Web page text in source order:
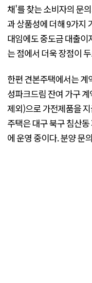
채'를 찾는 소비자의 문
과 상품성에 더해 9가지
대임에도 중도금 대출
는 점에서 더욱 장점이
한편 견본주택에서는 계
성파크드림 잔여 가구
제외)으로 가전제품을
주택은 대구 북구 침산
에 운영 중이다. 분양 문